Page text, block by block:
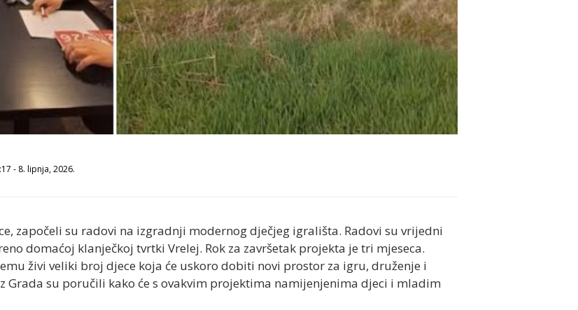
- 8. lipnja, 2026.
započeli su radovi na izgradnji modernog dječjeg igrališta. Radovi su vrijedni
domaćoj klanječkoj tvrtki Vrelej. Rok za završetak projekta je tri mjeseca.
živi veliki broj djece koja će uskoro dobiti novi prostor za igru, druženje i
Grada su poručili kako će s ovakvim projektima namijenjenima djeci i mladim